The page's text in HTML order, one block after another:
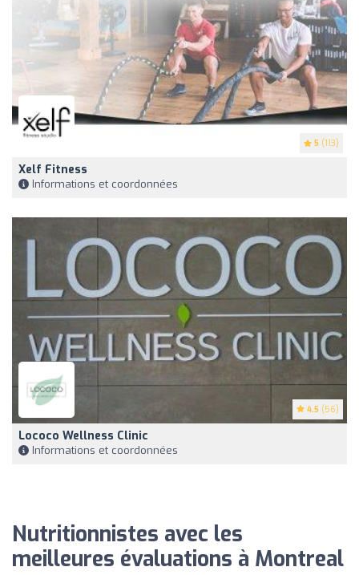
5 (113)
Xelf Fitness
Informations et coordonnées
4.5 (56)
Lococo Wellness Clinic
Informations et coordonnées
Nutritionnistes avec les
meilleures évaluations à Montreal